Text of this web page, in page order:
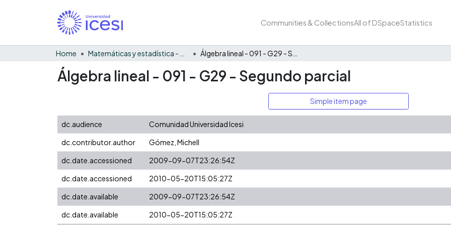
Communities & CollectionsAll of DSpaceStatistics
Home
Álgebra lineal - 091 - G29 - Segundo parcial
Simple item page
dc.audience Comunidad Universidad Icesi
dc.contributor.author
Gómez, Michell
dc.date.accessioned
2009-09-07T23:26:54Z
dc.date.accessioned
2010-05-20T15:05:27Z
dc.date.available
2009-09-07T23:26:54Z
dc.date.available
2010-05-20T15:05:27Z